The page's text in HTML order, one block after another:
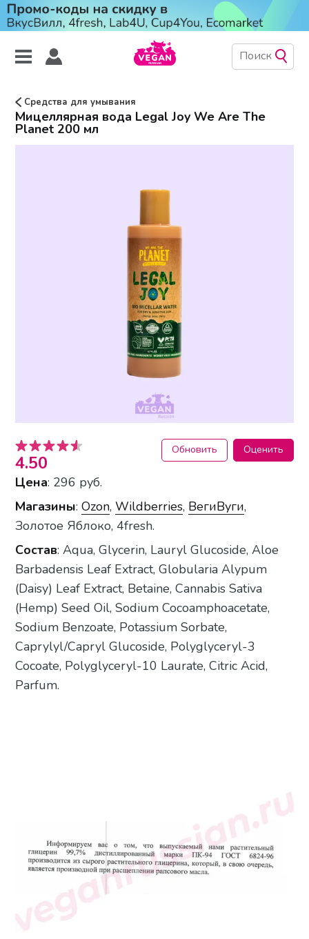
Средства для умывания
Мицеллярная вода Legal Joy We Are The
Planet 200 мл
4.50
Обновить Оценить
Цена: 296 руб.
Магазины:Ozon,Wildberries, ВегиВуги,
Золотое Яблоко, 4fresh.
Состав: Aqua, Glycerin, Lauryl Glucoside, Aloe
Barbadensis Leaf Extract, Globularia Alypum
(Daisy) Leaf Extract, Betaine, Cannabis Sativa
(Hemp) Seed Oil, Sodium Cocoamphoacetate,
Sodium Benzoate, Potassium Sorbate,
Caprylyl/Capryl Glucoside, Polyglyceryl-3
Cocoate, Polyglyceryl-10 Laurate, Citric Acid,
Parfum.